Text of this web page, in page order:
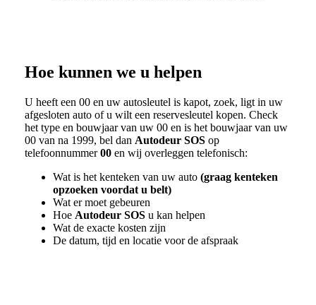
Hoe kunnen we u helpen
U heeft een 00en uw autosleutel is kapot, zoek, ligt in uw
afgesloten auto of u wilt een reservesleutel kopen. Check
het type en bouwjaar van uw 00en is het bouwjaar van uw
00van na 1999, bel dan Autodeur SOSop
telefoonnummer00en wij overleggen telefonisch:
Wat is het kenteken van uw auto (graag kenteken
opzoeken voordat u belt)
Wat er moet gebeuren
Hoe Autodeur SOSu kan helpen
Wat de exacte kosten zijn
De datum, tijd en locatie voor de afspraak